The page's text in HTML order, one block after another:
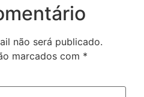
não será publicado.
marcados com *